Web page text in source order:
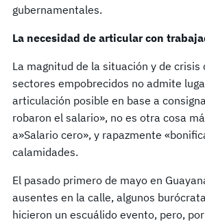
gubernamentales.
La necesidad de articular con
La magnitud de la situación y de
sectores empobrecidos no admite
articulación posible en base a
robaron el salario», no es otra cosa
a»Salario cero», y rapazmente
calamidades.
El pasado primero de mayo en
ausentes en la calle, algunos
hicieron un escuálido evento, pero,